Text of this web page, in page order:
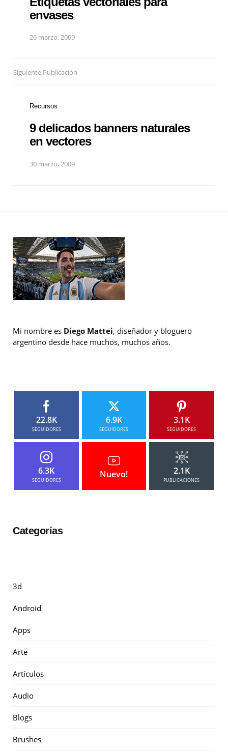
envases
26 marzo, 2009
Siguiente Publicación
Recursos
9 delicados banners naturales
en vectores
30 marzo, 2009
Mi nombre es Diego Mattei, diseñador y bloguero
argentino desde hace muchos, muchos años.
22.8K
SEGUIDORES
6.9K
SEGUIDORES
3.1K
SEGUIDORES
6.3K
SEGUIDORES
Nuevo! 2.1K
PUBLICACIONES
Categorías
3d
Android
Apps
Arte
Artículos
Audio
Blogs
Brushes